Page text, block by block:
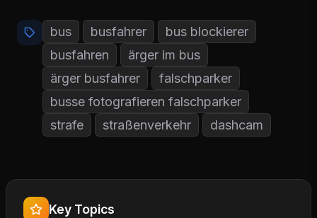
bus busfahrer
bus blockierer
busfahren
ärger im bus
ärger busfahrer
falschparker
busse fotografieren falschparker
strafe
straßenverkehr dashcam
Key Topics